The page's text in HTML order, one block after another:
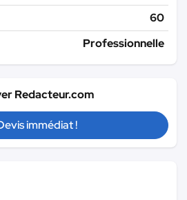
60
Professionnelle
Redacteur.com
immédiat !